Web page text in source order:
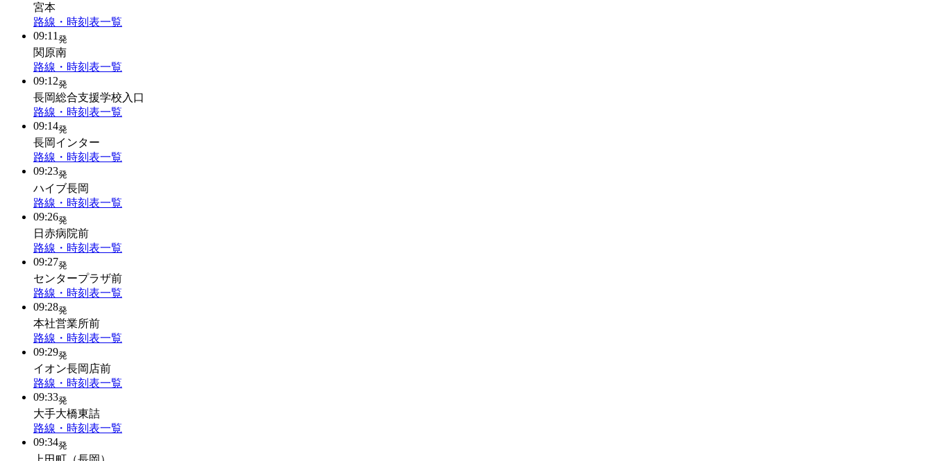
宮本
路線・時刻表一覧
09:11 発
関原南
路線・時刻表一覧
09:12発
長岡総合支援学校入口
路線・時刻表一覧
09:14発
長岡インター
路線・時刻表一覧
09:23発
ハイブ長岡
路線・時刻表一覧
09:26発
日赤病院前
路線・時刻表一覧
09:27発
センタープラザ前
路線・時刻表一覧
09:28発
本社営業所前
路線・時刻表一覧
09:29発
イオン長岡店前
路線・時刻表一覧
09:33発
大手大橋東詰
路線・時刻表一覧
09:34発